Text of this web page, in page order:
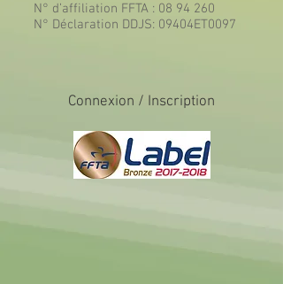
N° d’affiliation FFTA : 08 94 260
N° Déclaration DDJS: 09404ET0097
Connexion / Inscription